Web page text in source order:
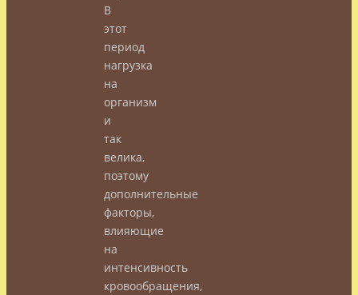
В
этот
период
нагрузка
на
организм
и
так
велика,
поэтому
дополнительные
факторы,
влияющие
на
интенсивность
кровообращения,